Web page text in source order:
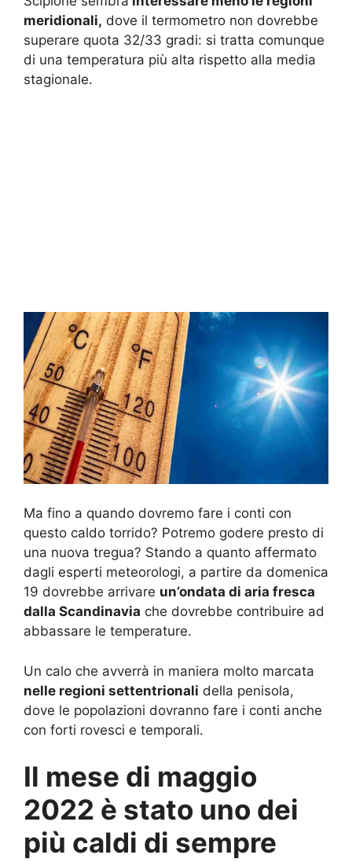
meridionali, dove il termometro non dovrebbe
superare quota 32/33 gradi: si tratta comunque
di una temperatura più alta rispetto alla media
stagionale.
Ma fino a quando dovremo fare i conti con
questo caldo torrido? Potremo godere presto di
una nuova tregua? Stando a quanto affermato
dagli esperti meteorologi, a partire da domenica
19 dovrebbe arrivare un’ondata di aria fresca
dalla Scandinavia che dovrebbe contribuire ad
abbassare le temperature.
Un calo che avverrà in maniera molto marcata
nelle regioni settentrionali della penisola,
dove le popolazioni dovranno fare i conti anche
con forti rovesci e temporali.
Il mese di maggio
2022 è stato uno dei
più caldi di sempre